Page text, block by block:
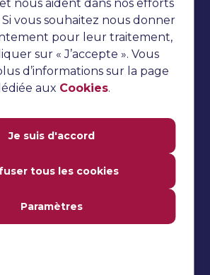
automatisés
TestNG
sur le concombre
d'entretien
Jmeter
manuels
nous aident dans nos efforts
vous souhaitez nous donner
pour leur traitement,
sur « J’accepte ». Vous
d’informations sur la page
aux Cookies.
Je suis d'accord
tous les cookies
Paramètres